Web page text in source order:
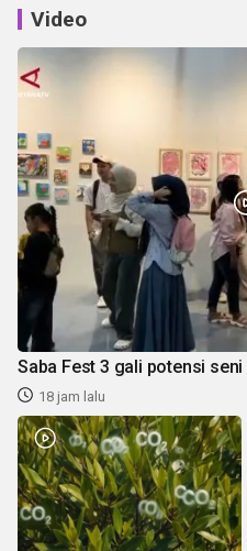
Video
Saba Fest 3 gali potensi
18 jam lalu